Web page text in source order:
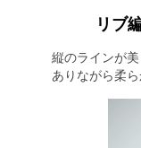
リブ
縦のラインが
ありながら柔